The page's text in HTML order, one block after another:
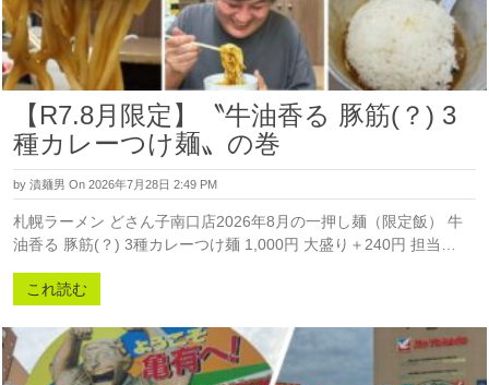
【R7.8月限定】〝牛油香る 豚筋(？) 3
種カレーつけ麺〟の巻
by 漬麺男 On 2026年7月28日 2:49 PM
札幌ラーメン どさん子南口店2026年8月の一押し麺（限定飯） 牛
油香る 豚筋(？) 3種カレーつけ麺 1,000円 大盛り＋240円 担当…
これ読む